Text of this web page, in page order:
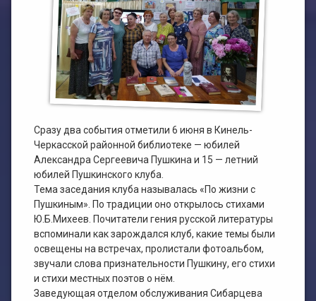
План работы филиала №1
План работы филиала №2
ЭЛЕКТРОННЫЙ КАТАЛОГ
Сразу два события отметили 6 июня в Кинель-
Черкасской районной библиотеке — юбилей
Александра Сергеевича Пушкина и 15 — летний
юбилей Пушкинского клуба.
Тема заседания клуба называлась «По жизни с
Пушкиным». По традиции оно открылось стихами
Ю.Б.Михеев. Почитатели гения русской литературы
вспоминали как зарождался клуб, какие темы были
освещены на встречах, пролистали фотоальбом,
звучали слова признательности Пушкину, его стихи
и стихи местных поэтов о нём.
Заведующая отделом обслуживания Сибарцева